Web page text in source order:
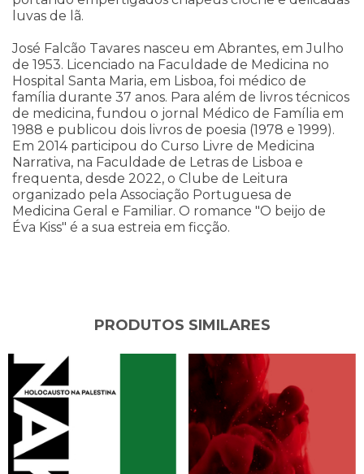
luvas de lã.
José Falcão Tavares nasceu em Abrantes, em Julho
de 1953. Licenciado na Faculdade de Medicina no
Hospital Santa Maria, em Lisboa, foi médico de
família durante 37 anos. Para além de livros técnicos
de medicina, fundou o jornal Médico de Família em
1988 e publicou dois livros de poesia (1978 e 1999).
Em 2014 participou do Curso Livre de Medicina
Narrativa, na Faculdade de Letras de Lisboa e
frequenta, desde 2022, o Clube de Leitura
organizado pela Associação Portuguesa de
Medicina Geral e Familiar. O romance "O beijo de
Éva Kiss" é a sua estreia em ficção.
PRODUTOS SIMILARES